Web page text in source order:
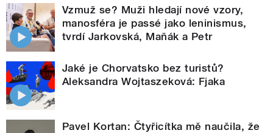
Vzmuž se? Muži hledají nové vzory,
manosféra je passé jako leninismus,
tvrdí Jarkovská, Maňák a Petr
Jaké je Chorvatsko bez turistů?
Aleksandra Wojtaszeková: Fjaka
Pavel Kortan: Čtyřicítka mě naučila, že